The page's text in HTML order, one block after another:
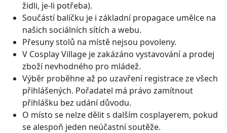
židli, je-li potřeba).
Součástí balíčku je i základní propagace umělce na
našich sociálních sítích a webu.
Přesuny stolů na místě nejsou povoleny.
V Cosplay Village je zakázáno vystavování a prodej
zboží nevhodného pro mládež.
Výběr proběhne až po uzavření registrace ze všech
přihlášených. Pořadatel má právo zamítnout
přihlášku bez udání důvodu.
O místo se nelze dělit s dalším cosplayerem, pokud
se alespoň jeden neúčastní soutěže.